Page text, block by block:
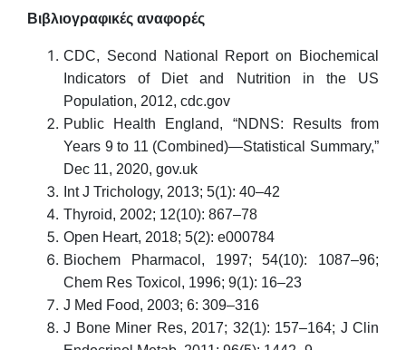
Βιβλιογραφικές αναφορές
CDC, Second National Report on Biochemical
Indicators of Diet and Nutrition in the US
Population, 2012, cdc.gov
Public Health England, “NDNS: Results from
Years 9 to 11 (Combined)—Statistical Summary,”
Dec 11, 2020, gov.uk
Int J Trichology, 2013; 5(1): 40–42
Thyroid, 2002; 12(10): 867–78
Open Heart, 2018; 5(2): e000784
Biochem Pharmacol, 1997; 54(10): 1087–96;
Chem Res Toxicol, 1996; 9(1): 16–23
J Med Food, 2003; 6: 309–316
J Bone Miner Res, 2017; 32(1): 157–164; J Clin